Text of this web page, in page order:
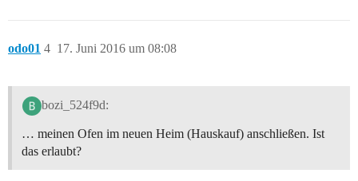
odo01 17. Juni 2016 um 08:08
4
bozi_524f9d:
… meinen Ofen im neuen Heim (Hauskauf) anschließen. Ist
das erlaubt?